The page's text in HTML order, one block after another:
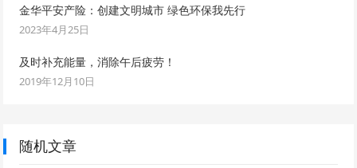
金华平安产险：创建文明城市 绿色环保我先行
2023年4月25日
及时补充能量，消除午后疲劳！
2019年12月10日
随机文章